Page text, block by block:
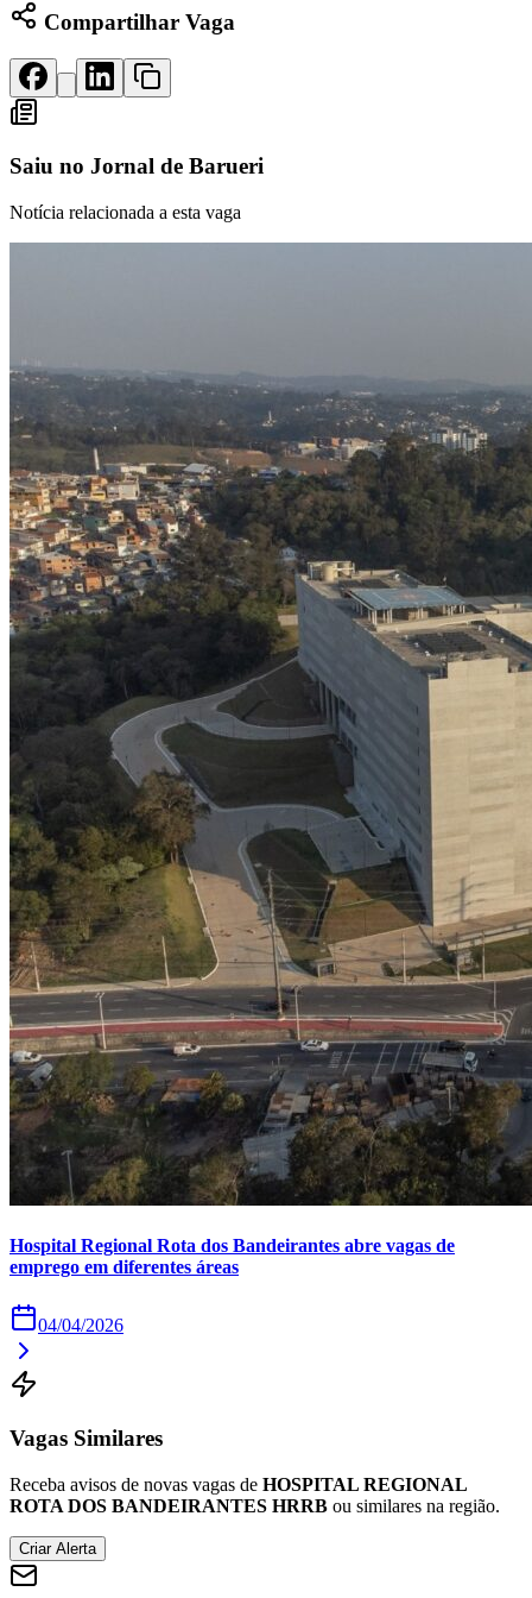
Para Sua Empresa
Anuncie Regional
Guia de Empresas
Guia Comercial
Portal Educacional
Para Sua Empresa
Anuncie no Portal
Verificar EmpresaNovo
Anunciar VagasNovo
Publicidade Legal
NBA
NFL
Fórmula 1
UFC
Tênis (ATP)
MLB
NHL
Atletismo
Vôlei
Competições de Futebol
Brasileirão Série A
Brasileirão Série B
Paulistão
Copa do Brasil
Libertadores
Sul-Americana
Copa América
Champions League
Premier League
La Liga
Bundesliga
Mundial 2026
Times - Ir direto
Compartilhar Vaga
Saiu no Jornal de Barueri
Notícia relacionada a esta vaga
Hospital Regional Rota dos Bandeirantes abre vagas de
emprego em diferentes áreas
04/04/2026
Vagas Similares
Receba avisos de novas vagas de HOSPITAL REGIONAL
ROTA DOS BANDEIRANTES HRRB ou similares na região.
Criar Alerta